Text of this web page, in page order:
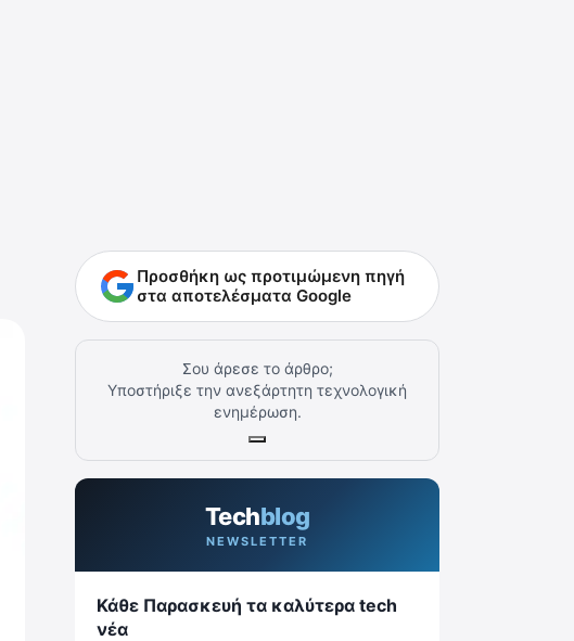
Προσθήκη ως προτιμώμενη πηγή
στα αποτελέσματα Google
Σου άρεσε το άρθρο;
Υποστήριξε την ανεξάρτητη τεχνολογική
ενημέρωση.
Techblog
NEWSLETTER
Κάθε Παρασκευή τα καλύτερα tech
νέα